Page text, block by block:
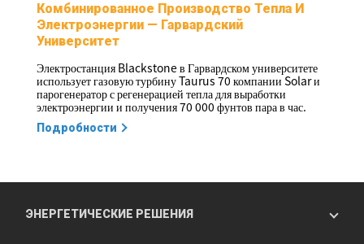
Комбинированное Производство Тепла И
Электроэнергии — Гарвардский
Университет
Электростанция Blackstone в Гарвардском университете
использует газовую турбину Taurus 70 компании Solar и
парогенератор с регенерацией тепла для выработки
электроэнергии и получения 70 000 фунтов пара в час.
Подробности
ЭНЕРГЕТИЧЕСКИЕ РЕШЕНИЯ